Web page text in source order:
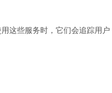
这些服务时，它们会追踪用户